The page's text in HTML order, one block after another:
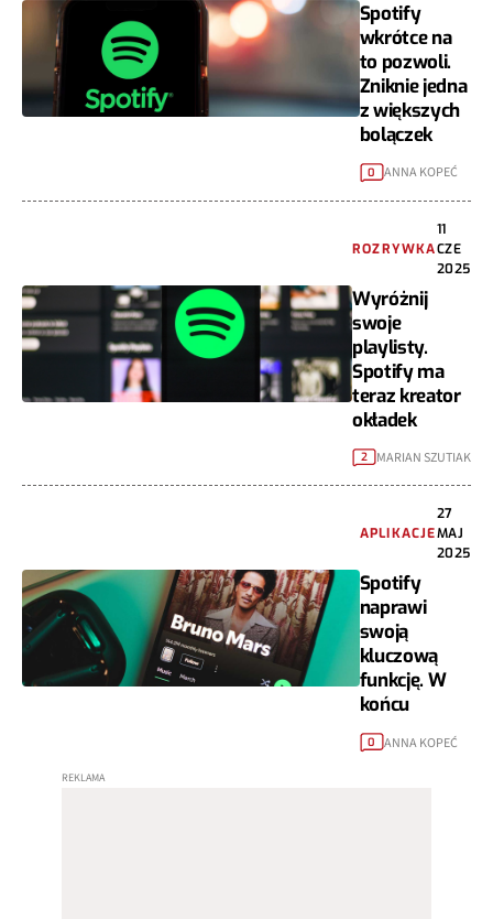
Spotify
wkrótce na
to pozwoli.
Zniknie jedna
z większych
bolączek
0 ANNA KOPEĆ
ROZRYWKA
11
CZE
2025
Wyróżnij
swoje
playlisty.
Spotify ma
teraz kreator
okładek
2 MARIAN SZUTIAK
APLIKACJE
27
MAJ
2025
Spotify
naprawi
swoją
kluczową
funkcję. W
końcu
0 ANNA KOPEĆ